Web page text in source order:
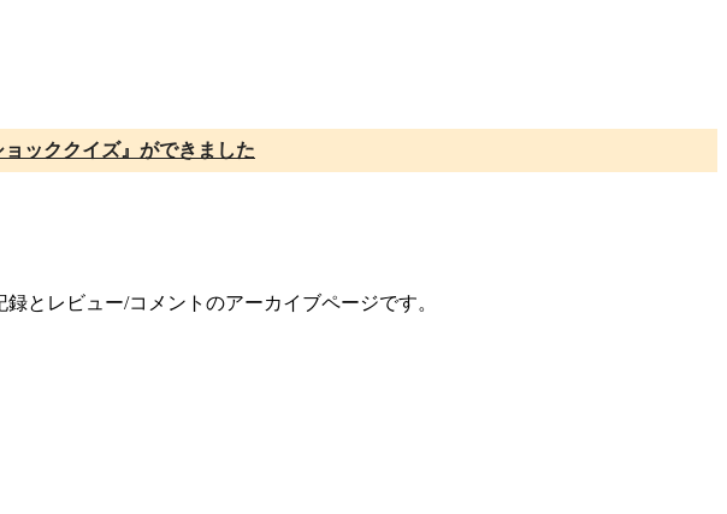
ッククイズ』ができました
とレビュー/コメントのアーカイブページです。